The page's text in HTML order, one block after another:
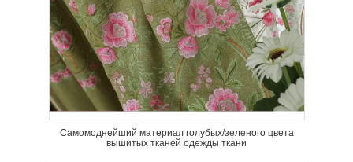
Самомоднейший материал голубых/зеленого цвета
вышитых тканей одежды ткани